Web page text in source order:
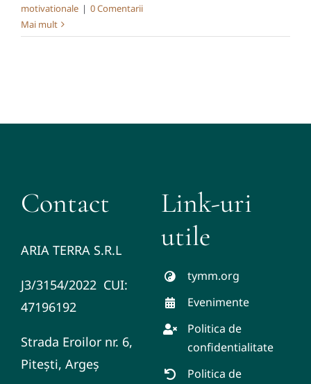
motivationale | 0 Comentarii
Mai mult
Contact
ARIA TERRA S.R.L
J3/3154/2022 CUI:
47196192
Strada Eroilor nr. 6,
Pitești, Argeș
Link-uri
utile
tymm.org
Evenimente
Politica de
confidentialitate
Politica de